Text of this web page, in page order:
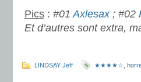
Pics : #01Axlesax; #02
Et d’autres sont extra,
LINDSAY Jeff ★★★★☆